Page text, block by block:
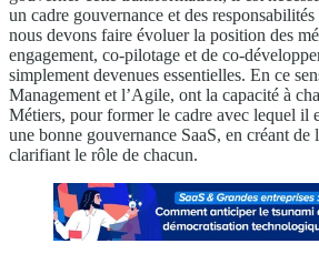
un cadre gouvernance et des
nous devons faire évoluer la position des
engagement, co-pilotage et de co-
simplement devenues essentielles. En ce
Management et l’Agile, ont la capacité à
Métiers, pour former le cadre avec lequel il
une bonne gouvernance SaaS, en créant de
clarifiant le rôle de chacun.